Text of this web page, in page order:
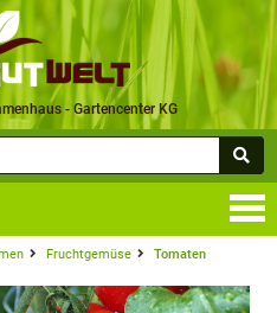
- Gartencenter KG
Fruchtgemüse Tomaten